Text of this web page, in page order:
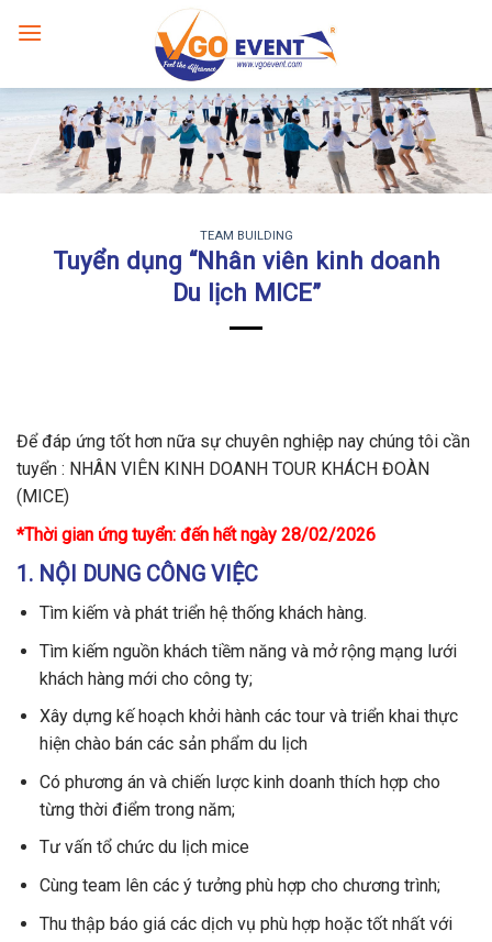
TEAM BUILDING
Tuyển dụng “Nhân viên kinh doanh
Du lịch MICE”
Để đáp ứng tốt hơn nữa sự chuyên nghiệp nay chúng tôi cần
tuyển : NHÂN VIÊN KINH DOANH TOUR KHÁCH ĐOÀN
(MICE)
*Thời gian ứng tuyển: đến hết ngày 28/02/2026
1. NỘI DUNG CÔNG VIỆC
Tìm kiếm và phát triển hệ thống khách hàng.
Tìm kiếm nguồn khách tiềm năng và mở rộng mạng lưới
khách hàng mới cho công ty;
Xây dựng kế hoạch khởi hành các tour và triển khai thực
hiện chào bán các sản phẩm du lịch
Có phương án và chiến lược kinh doanh thích hợp cho
từng thời điểm trong năm;
Tư vấn tổ chức du lịch mice
Cùng team lên các ý tưởng phù hợp cho chương trình;
Thu thập báo giá các dịch vụ phù hợp hoặc tốt nhất với